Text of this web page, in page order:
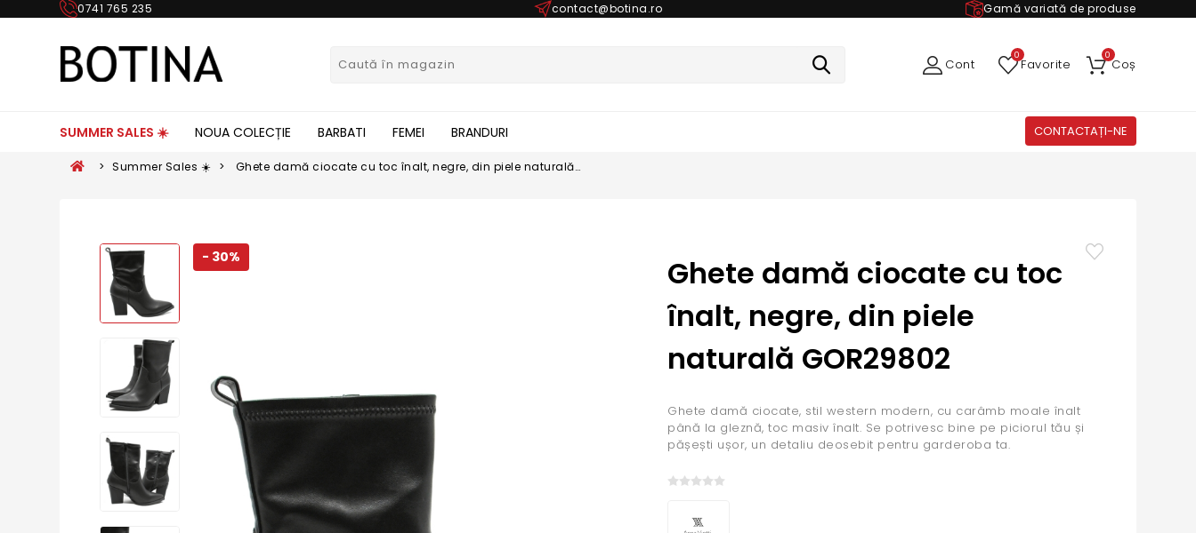
0741 765 235 contact@botina.ro Gamă variată de produse
Cont Favorite
0
Coș
0
SUMMER SALES ☀️ NOUA COLECȚIE BARBATI FEMEI BRANDURI CONTACTAȚI-NE
> Summer Sales ☀️ >
Ghete damă ciocate cu toc înalt, negre, din piele naturală
- 30%
Ghete damă ciocate cu toc
înalt, negre, din piele
naturală GOR29802
Ghete damă ciocate, stil western modern, cu carâmb moale înalt
până la gleznă, toc masiv înalt. Se potrivesc bine pe piciorul tău și
pășești ușor, un detaliu deosebit pentru garderoba ta.